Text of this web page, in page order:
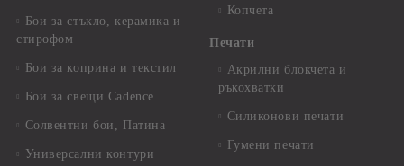
Бои за стъкло, керамика и
стирофом
Бои за коприна и текстил
Бои за свещи Cadence
Солвентни бои, Патина
Универсални контури
Копчета
Печати
Акрилни блокчета и
ръкохватки
Силиконови печати
Гумени печати